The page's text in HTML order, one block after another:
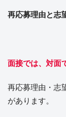
再応募理由と志
面接では、対面
再応募理由・志
があります。